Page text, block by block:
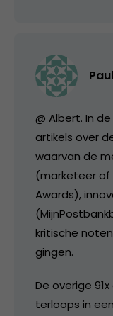
@ Albert. In
artikels over
waarvan de
(marketeer of
Awards),
kritische
gingen.
De overige
terloops in